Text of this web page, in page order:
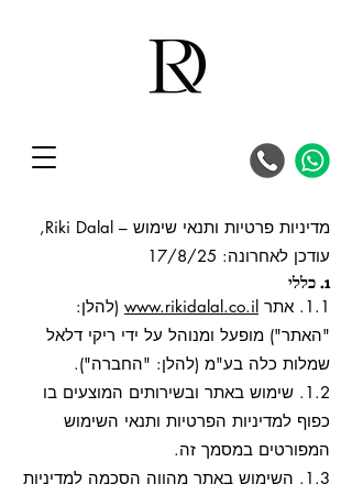
מדיניות פרטיות ותנאי שימוש – Riki Dalal,
עודכן לאחרונה: 17/8/25
1. כללי
1.1. אתר www.rikidalal.co.il (להלן:
"האתר") מופעל ומנוהל על ידי ריקי דלאל
שמלות כלה בע"מ (להלן: "החברה").
1.2. שימוש באתר ובשירותים המוצעים בו
כפוף למדיניות הפרטיות ותנאי השימוש
המפורטים במסמך זה.
1.3. השימוש באתר מהווה הסכמה למדיניות